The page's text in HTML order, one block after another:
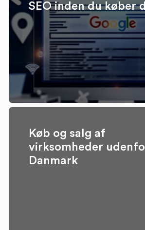
SEO inden du køber
Køb og salg af
virksomheder
Danmark